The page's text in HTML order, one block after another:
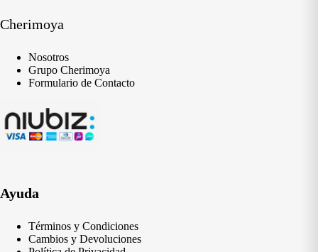
Cherimoya
Nosotros
Grupo Cherimoya
Formulario de Contacto
Ayuda
Términos y Condiciones
Cambios y Devoluciones